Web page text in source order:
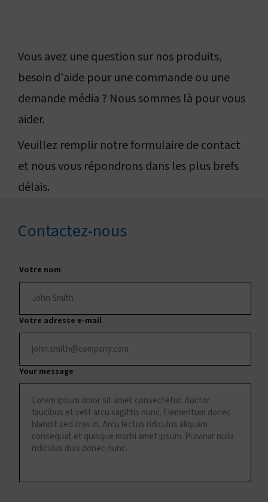
Rechercher
Changer de région
Vous avez une question sur nos produits,
besoin d'aide pour une commande ou une
demande média ? Nous sommes là pour vous
aider.
Veuillez remplir notre formulaire de contact
et nous vous répondrons dans les plus brefs
délais.
Contactez-nous
Votre nom
Votre adresse e-mail
Your message